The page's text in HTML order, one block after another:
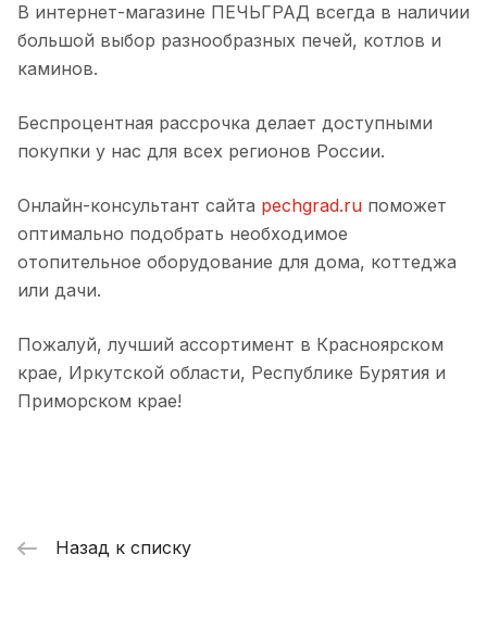
В интернет-магазине ПЕЧЬГРАД всегда в наличии
большой выбор разнообразных печей, котлов и
каминов.
Беспроцентная рассрочка делает доступными
покупки у нас для всех регионов России.
Онлайн-консультант сайта pechgrad.ru поможет
оптимально подобрать необходимое
отопительное оборудование для дома, коттеджа
или дачи.
Пожалуй, лучший ассортимент в Красноярском
крае, Иркутской области, Республике Бурятия и
Приморском крае!
Назад к списку